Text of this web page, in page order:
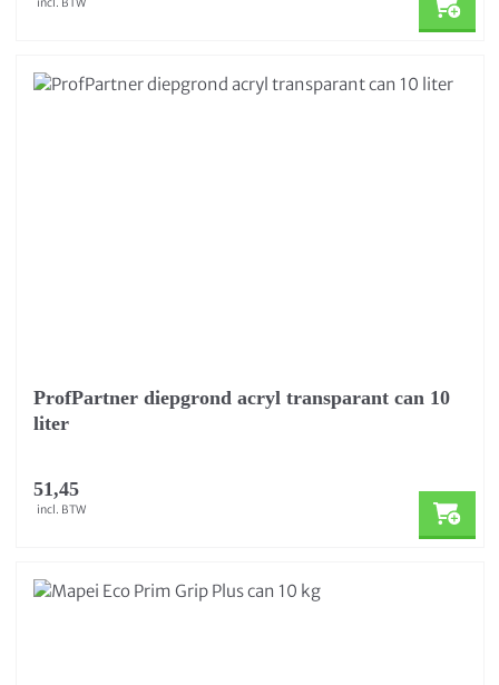
ProfPartner diepgrond acryl transparant can 10
liter
51,45
incl. BTW